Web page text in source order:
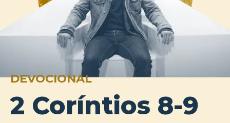
DEVOCIONAL
2 Coríntios 8-9